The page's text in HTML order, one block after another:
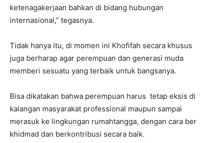
ketenagakerjaan bahkan di bidang hubungan
internasional,” tegasnya.
Tidak hanya itu, di momen ini Khofifah secara khusus
juga berharap agar perempuan dan generasi muda
memberi sesuatu yang terbaik untuk bangsanya.
Bisa dikatakan bahwa perempuan harus tetap eksis di
kalangan masyarakat professional maupun sampai
merasuk ke lingkungan rumahtangga, dengan cara ber
khidmad dan berkontribusi secara baik.